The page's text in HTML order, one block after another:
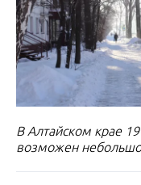
В Алтайском крае
возможен